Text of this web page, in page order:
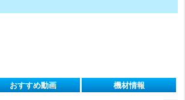
おすすめ動画 機材情報